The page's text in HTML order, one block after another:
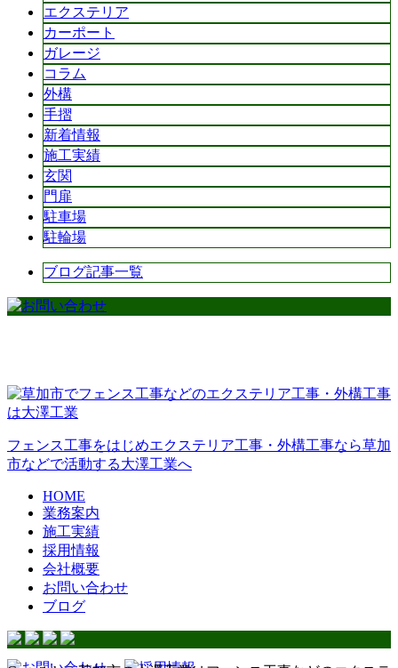
エクステリア
カーポート
ガレージ
コラム
外構
手摺
新着情報
施工実績
玄関
門扉
駐車場
駐輪場
ブログ記事一覧
フェンス工事をはじめエクステリア工事・外構工事なら草加
市などで活動する大澤工業へ
HOME
業務案内
施工実績
採用情報
会社概要
お問い合わせ
ブログ